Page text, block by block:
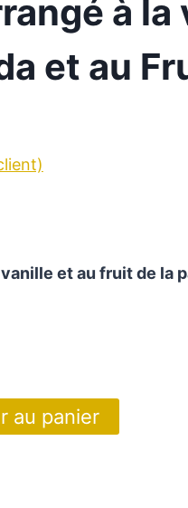
à la
et au
et au fruit de la
au panier